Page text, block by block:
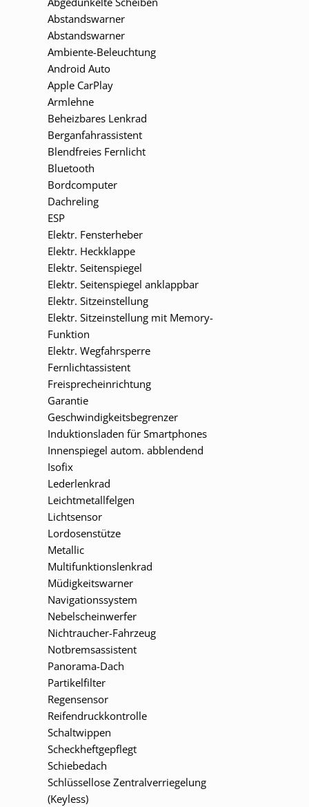
Abstandswarner
Abstandswarner
Ambiente-Beleuchtung
Android Auto
Apple CarPlay
Armlehne
Beheizbares Lenkrad
Berganfahrassistent
Blendfreies Fernlicht
Bluetooth
Bordcomputer
Dachreling
ESP
Elektr. Fensterheber
Elektr. Heckklappe
Elektr. Seitenspiegel
Elektr. Seitenspiegel anklappbar
Elektr. Sitzeinstellung
Elektr. Sitzeinstellung mit Memory-
Funktion
Elektr. Wegfahrsperre
Fernlichtassistent
Freisprecheinrichtung
Garantie
Geschwindigkeitsbegrenzer
Induktionsladen für Smartphones
Innenspiegel autom. abblendend
Isofix
Lederlenkrad
Leichtmetallfelgen
Lichtsensor
Lordosenstütze
Metallic
Multifunktionslenkrad
Müdigkeitswarner
Navigationssystem
Nebelscheinwerfer
Nichtraucher-Fahrzeug
Notbremsassistent
Panorama-Dach
Partikelfilter
Regensensor
Reifendruckkontrolle
Schaltwippen
Scheckheftgepflegt
Schiebedach
Schlüssellose Zentralverriegelung
(Keyless)